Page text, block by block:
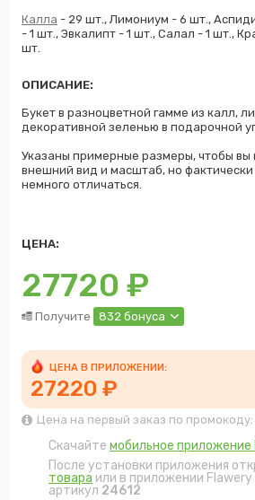
Калла - 29 шт., Лимониум - 6 шт.,
- 1 шт., Эвкалипт - 1 шт., Салал - 1 шт.,
шт.
ОПИСАНИЕ:
Букет в разноцветной гамме из калл,
декоративной зеленью в подарочной
Указаны примерные размеры, чтобы вы
внешний вид и масштаб, но
немного отличаться.
ЦЕНА:
27720 ₽
Получите 832 бонуса
ЦЕНА В ПРИЛОЖЕНИИ:
27220 ₽
Цена на первый заказ по промокоду:
Скачайте мобильное приложение
После установки приложения
товара или в приложении
артикул 24612